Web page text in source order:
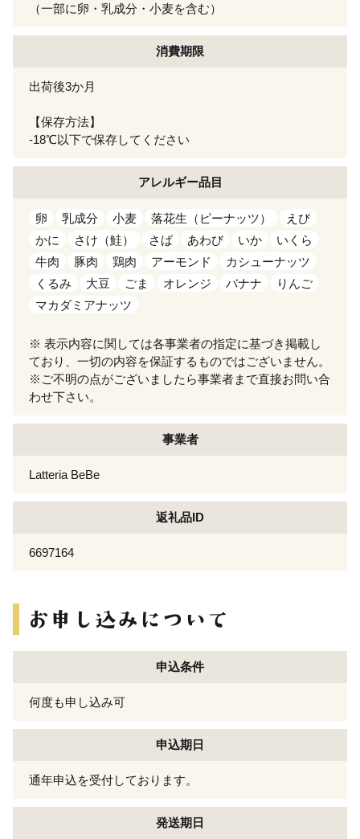
（一部に卵・乳成分・小麦を含む）
消費期限
出荷後3か月
【保存方法】
-18℃以下で保存してください
アレルギー品目
卵 乳成分 小麦 落花生（ピーナッツ）
えび
かに
さけ（鮭） さば あわび いか
いくら
牛肉
豚肉 鶏肉 アーモンド
カシューナッツ
くるみ
大豆 ごま オレンジ バナナ
りんご
マカダミアナッツ
※ 表示内容に関しては各事業者の指定に基づき掲載し
ており、一切の内容を保証するものではございません。
※ご不明の点がございましたら事業者まで直接お問い合
わせ下さい。
事業者
Latteria BeBe
返礼品ID
6697164
申込条件
何度も申し込み可
申込期日
通年申込を受付しております。
発送期日